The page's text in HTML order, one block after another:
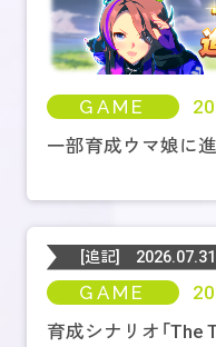
GAME
一部育成ウマ娘に
[追記]
GAME
育成シナリオ「The